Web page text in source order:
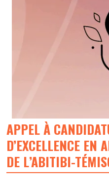
APPEL À
D’EXCELLENCE EN
DE L’ABITIBI-